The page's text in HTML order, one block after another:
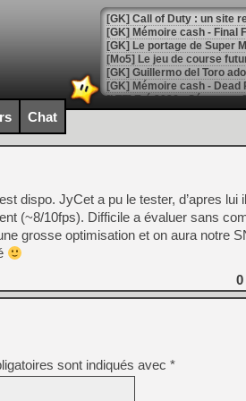
[GK] Le portage de Super
[Mo5] Le jeu de course
[GK] Guillermo del Toro
[LTF] Eté 2026 - Séquence
[GK] Mistfall Hunter :
[GK] Wo Long 2 évolue
[GK] Crossfire : un TPS à
[LS] [PS5] Premiers
[Mo5] DOOM arrive en
[GK] Bethesda fête les 30
[GK] Roblox : l'action en
[GK] Agenda - GeForce
[LS] [PS5] ps5-y2jb-
Chat
dispo. JyCet a pu le tester, d’apres lui
(~8/10fps). Difficile a évaluer sans
grosse optimisation et on aura notre
0
sont indiqués avec *